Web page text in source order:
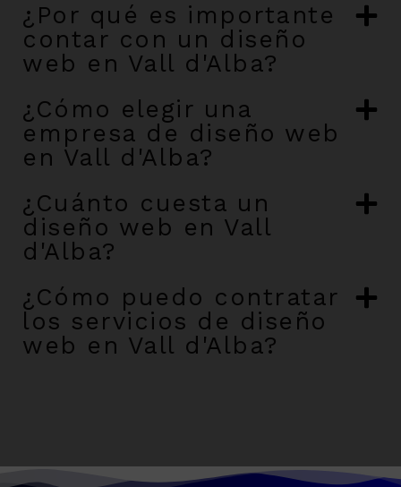
¿Por qué es importante
contar con un diseño
web en Vall d'Alba?
¿Cómo elegir una
empresa de diseño web
en Vall d'Alba?
¿Cuánto cuesta un
diseño web en Vall
d'Alba?
¿Cómo puedo contratar
los servicios de diseño
web en Vall d'Alba?